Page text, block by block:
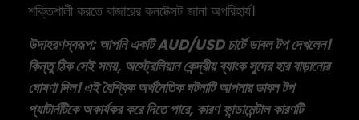
শক্তিশালী করতে বাজারের কনটেক্সট জানা অপরিহার্য।
উদাহরণস্বরূপ: আপনি একটি AUD/USD চার্টে ডাবল টপ দেখলেন।
কিন্তু ঠিক সেই সময়, অস্ট্রেলিয়ান কেন্দ্রীয় ব্যাংক সুদের হার বাড়ানোর
ঘোষণা দিল। এই বৈশ্বিক অর্থনৈতিক ঘটনাটি আপনার ডাবল টপ
প্যাটার্নটিকে অকার্যকর করে দিতে পারে, কারণ ফান্ডামেন্টাল কারণটি